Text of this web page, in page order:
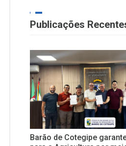
Publicações
Barão de Cotegipe